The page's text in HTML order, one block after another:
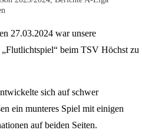
27.03.2024 war unsere
beim TSV Höchst zu
sich auf schwer
ein munteres Spiel mit einigen
auf beiden Seiten.